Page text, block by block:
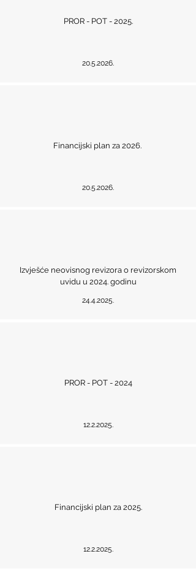
PROR - POT - 2025.
20.5.2026.
Financijski plan za 2026.
20.5.2026.
Izvješće neovisnog revizora o revizorskom
uvidu u 2024. godinu
24.4.2025.
PROR - POT - 2024
12.2.2025.
Financijski plan za 2025.
12.2.2025.